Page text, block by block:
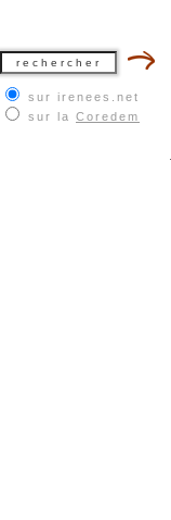
sur irenees.net
sur la Coredem